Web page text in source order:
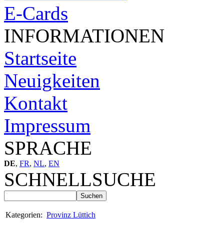
E-Cards
INFORMATIONEN
Startseite
Neuigkeiten
Kontakt
Impressum
SPRACHE
DE, FR, NL, EN
SCHNELLSUCHE
Kategorien: Provinz Lüttich